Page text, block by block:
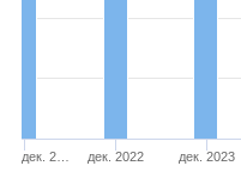
дек. 2… дек. 2022 дек. 2023